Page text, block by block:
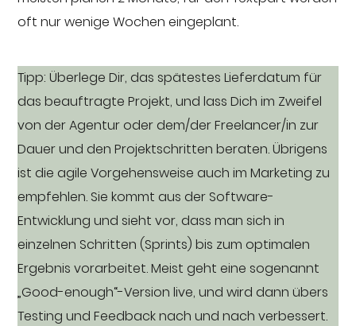
oft nur wenige Wochen eingeplant.
Tipp: Überlege Dir, das spätestes Lieferdatum für
das beauftragte Projekt, und lass Dich im Zweifel
von der Agentur oder dem/der Freelancer/in zur
Dauer und den Projektschritten beraten. Übrigens
ist die agile Vorgehensweise auch im Marketing zu
empfehlen. Sie kommt aus der Software-
Entwicklung und sieht vor, dass man sich in
einzelnen Schritten (Sprints) bis zum optimalen
Ergebnis vorarbeitet. Meist geht eine sogenannt
„Good-enough“-Version live, und wird dann übers
Testing und Feedback nach und nach verbessert.